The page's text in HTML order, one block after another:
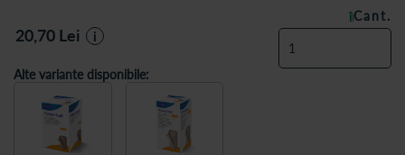
ÎN STOC
20,70 Lei i
Cant.
Alte variante disponibile: